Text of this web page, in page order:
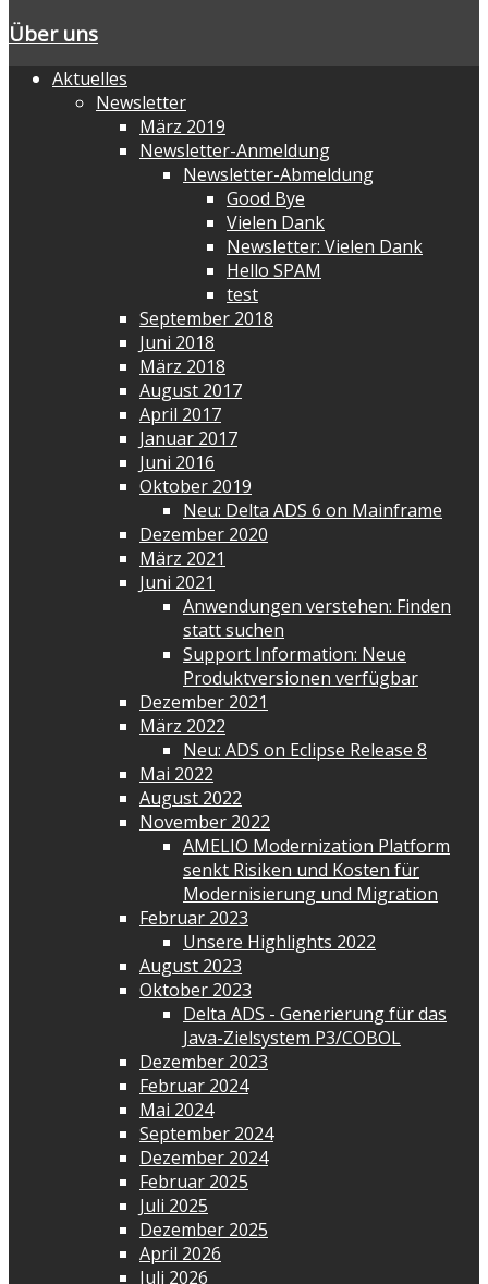
Über uns
Aktuelles
Newsletter
März 2019
Newsletter-Anmeldung
Newsletter-Abmeldung
Good Bye
Vielen Dank
Newsletter: Vielen Dank
Hello SPAM
test
September 2018
Juni 2018
März 2018
August 2017
April 2017
Januar 2017
Juni 2016
Oktober 2019
Neu: Delta ADS 6 on Mainframe
Dezember 2020
März 2021
Juni 2021
Anwendungen verstehen: Finden
statt suchen
Support Information: Neue
Produktversionen verfügbar
Dezember 2021
März 2022
Neu: ADS on Eclipse Release 8
Mai 2022
August 2022
November 2022
AMELIO Modernization Platform
senkt Risiken und Kosten für
Modernisierung und Migration
Februar 2023
Unsere Highlights 2022
August 2023
Oktober 2023
Delta ADS - Generierung für das
Java-Zielsystem P3/COBOL
Dezember 2023
Februar 2024
Mai 2024
September 2024
Dezember 2024
Februar 2025
Juli 2025
Dezember 2025
April 2026
Juli 2026